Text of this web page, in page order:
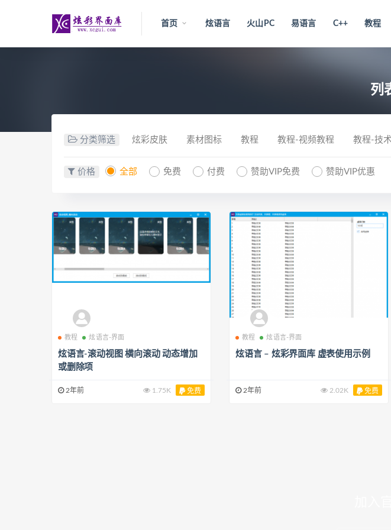
首页 炫语言 火山PC 易语言 C++ 教程
列
分类筛选 炫彩皮肤 素材图标 教程 教程-视频教程 教程-技
价格 全部 免费 付费 赞助VIP免费 赞助VIP优惠
教程 炫语言-界面
炫语言-滚动视图 横向滚动 动态增加
或删除项
2年前 1.75K 免费
教程 炫语言-界面
炫语言 – 炫彩界面库 虚表使用示例
2年前 2.02K 免费